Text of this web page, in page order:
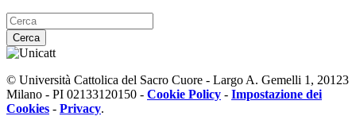
Cerca
© Università Cattolica del Sacro Cuore - Largo A. Gemelli 1, 20123
Milano - PI 02133120150 - Cookie Policy - Impostazione dei
Cookies - Privacy.